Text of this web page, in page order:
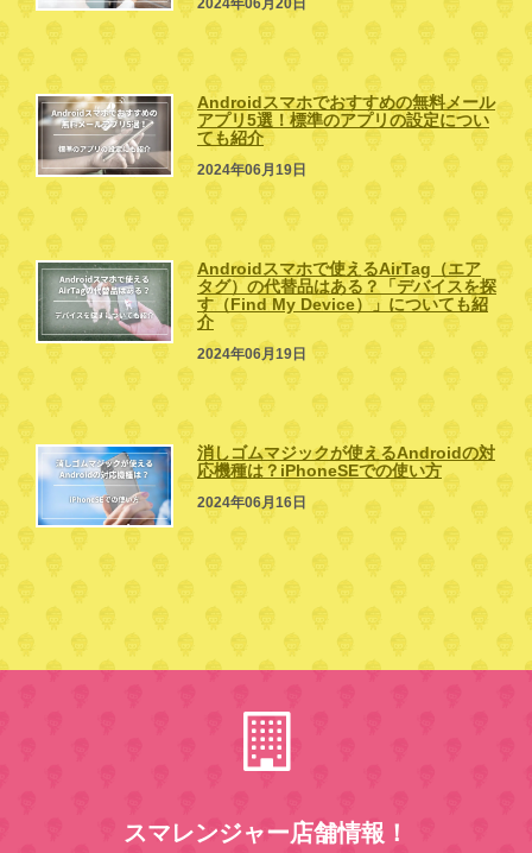
2024年06月20日
Androidスマホでおすすめの無料メール
アプリ5選！標準のアプリの設定につい
ても紹介
2024年06月19日
Androidスマホで使えるAirTag（エア
タグ）の代替品はある？「デバイスを探
す（Find My Device）」についても紹
介
2024年06月19日
消しゴムマジックが使えるAndroidの対
応機種は？iPhoneSEでの使い方
2024年06月16日
スマレンジャー店舗情報！